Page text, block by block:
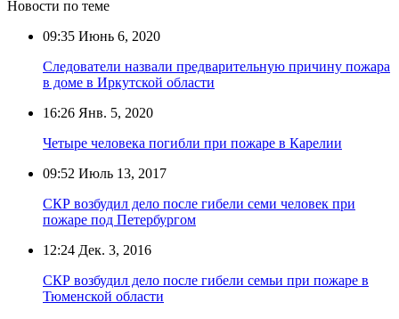
Новости по теме
09:35 Июнь 6, 2020
Следователи назвали предварительную причину пожара
в доме в Иркутской области
16:26 Янв. 5, 2020
Четыре человека погибли при пожаре в Карелии
09:52 Июль 13, 2017
СКР возбудил дело после гибели семи человек при
пожаре под Петербургом
12:24 Дек. 3, 2016
СКР возбудил дело после гибели семьи при пожаре в
Тюменской области